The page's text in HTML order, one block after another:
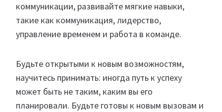
коммуникации, развивайте мягкие навыки,
такие как коммуникация, лидерство,
управление временем и работа в команде.
Будьте открытыми к новым возможностям,
научитесь принимать: иногда путь к успеху
может быть не таким, каким вы его
планировали. Будьте готовы к новым вызовам и